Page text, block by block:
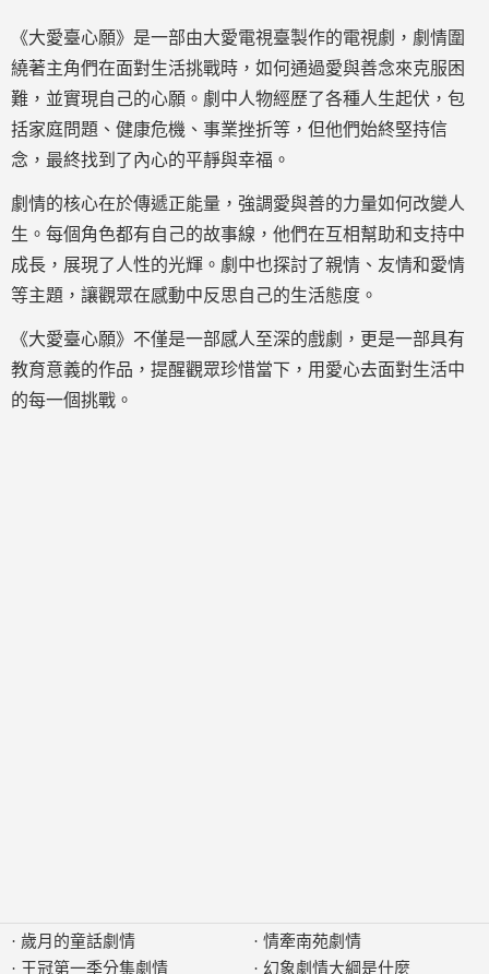
《大愛臺心願》是一部由大愛電視臺製作的電視劇，劇情圍
繞著主角們在面對生活挑戰時，如何通過愛與善念來克服困
難，並實現自己的心願。劇中人物經歷了各種人生起伏，包
括家庭問題、健康危機、事業挫折等，但他們始終堅持信
念，最終找到了內心的平靜與幸福。
劇情的核心在於傳遞正能量，強調愛與善的力量如何改變人
生。每個角色都有自己的故事線，他們在互相幫助和支持中
成長，展現了人性的光輝。劇中也探討了親情、友情和愛情
等主題，讓觀眾在感動中反思自己的生活態度。
《大愛臺心願》不僅是一部感人至深的戲劇，更是一部具有
教育意義的作品，提醒觀眾珍惜當下，用愛心去面對生活中
的每一個挑戰。
· 歲月的童話劇情
· 王冠第一季分集劇情
· 情牽南苑劇情
· 幻象劇情大綱是什麼